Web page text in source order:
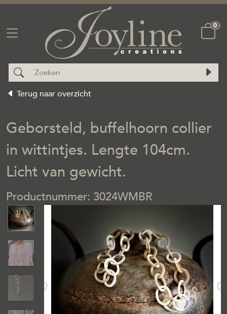
0
Terug naar overzicht
Geborsteld, buffelhoorn collier
in wittintjes. Lengte 104cm.
Licht van gewicht.
Previous